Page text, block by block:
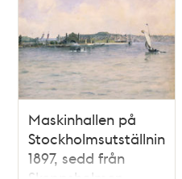
Maskinhallen på
Stockholmsutställningen
1897, sedd från